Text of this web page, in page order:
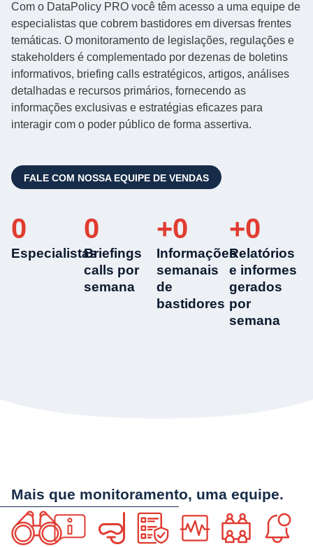
Com o DataPolicy PRO você têm acesso a uma equipe de
especialistas que cobrem bastidores em diversas frentes
temáticas. O monitoramento de legislações, regulações e
stakeholders é complementado por dezenas de boletins
informativos, briefing calls estratégicos, artigos, análises
detalhadas e recursos primários, fornecendo as
informações exclusivas e estratégias eficazes para
interagir com o poder público de forma assertiva.
FALE COM NOSSA EQUIPE DE VENDAS
Especialistas
0
Briefings
calls por
semana
0
Informações
semanais
de
bastidores
+0
Relatórios
e informes
gerados
por
semana
+0
Mais que monitoramento, uma equipe.